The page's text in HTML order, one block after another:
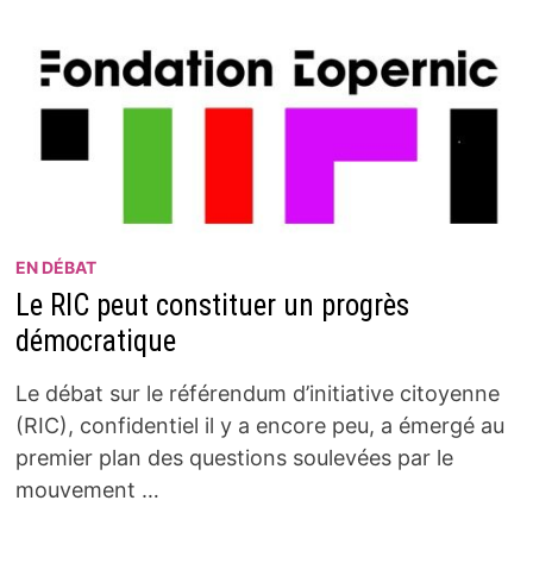
EN DÉBAT
Le RIC peut constituer un progrès
démocratique
Le débat sur le référendum d’initiative citoyenne
(RIC), confidentiel il y a encore peu, a émergé au
premier plan des questions soulevées par le
mouvement …